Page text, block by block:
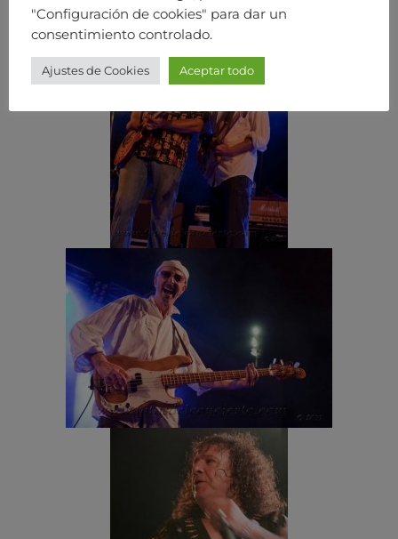
"Configuración de cookies" para dar un
consentimiento controlado.
Ajustes de Cookies Aceptar todo